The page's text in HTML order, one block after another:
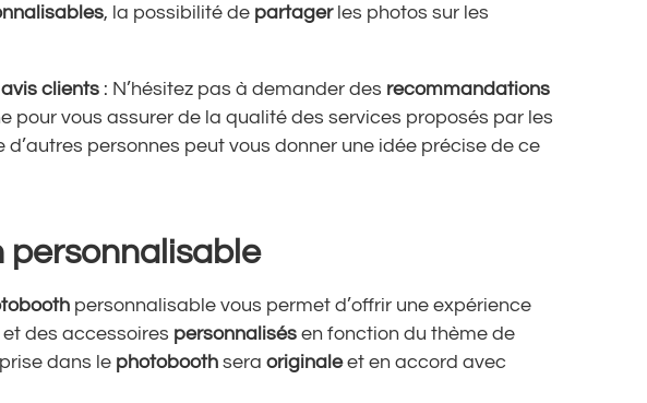
, la possibilité de partagerles photos sur les
avis clients : N’hésitez pas à demander des recommandations
pour vous assurer de la qualité des services proposés par les
d’autres personnes peut vous donner une idée précise de ce
personnalisable
personnalisable vous permet d’offrir une expérience
des accessoires personnalisés en fonction du thème de
dans le photobooth sera originaleet en accord avec